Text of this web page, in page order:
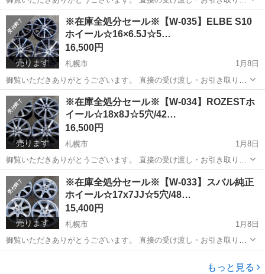
歓迎です！ 中古ホイール14インチ：4本セット ▼商品詳細 製品
名・・・ダイハツ純正 サイズ・・・14×4.5J ボルト穴数・・・4穴
イ...
北海道 札幌市 タイヤ、ホイール
売ります
※在庫全処分セール※【W-035】ELBE S10
ホイール☆16×6.5J☆5…
16,500円
札幌市
1月8日
御覧いただきありがとうございます。 直接の受け渡し・お引き取り大
歓迎です！ 中古ホイール16インチ：4本セット ▼商品詳細 製品
名・・・LEHRMEISTER（レアマイスター） ELBE S10 サイズ・・...
北海道 札幌市 タイヤ、ホイール ホイール
売ります
※在庫全処分セール※【W-034】ROZESTホ
イール☆18x8J☆5穴/42…
16,500円
札幌市
1月8日
御覧いただきありがとうございます。 直接の受け渡し・お引き取り大
歓迎です！ 中古ホイール18インチ：4本セット ▼商品詳細 製品
名・・・DUNLOP(ダンロップ) ROZEST(ローゼスト) サイズ・・・
1...
北海道 札幌市 タイヤ、ホイール ROZEST
売ります
※在庫全処分セール※【W-033】スバル純正
ホイール☆17x7JJ☆5穴/48…
15,400円
札幌市
1月8日
御覧いただきありがとうございます。 直接の受け渡し・お引き取り大
歓迎です！ 中古ホイール17インチ：4本セット ▼商品詳細 製品
名・・・スバル純正 Kalink製 サイズ・・・17x7JJ ボルト穴数・・...
もっと見る